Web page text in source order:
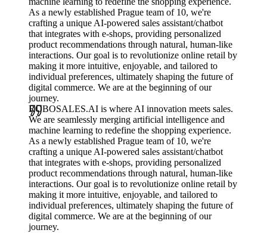
As a newly established Prague team of 10, we're
crafting a unique AI-powered sales assistant/chatbot
that integrates with e-shops, providing personalized
product recommendations through natural, human-like
interactions. Our goal is to revolutionize online retail by
making it more intuitive, enjoyable, and tailored to
individual preferences, ultimately shaping the future of
digital commerce. We are at the beginning of our
journey.
ROBOSALES.AI is where AI innovation meets sales.
We are seamlessly merging artificial intelligence and
machine learning to redefine the shopping experience.
As a newly established Prague team of 10, we're
crafting a unique AI-powered sales assistant/chatbot
that integrates with e-shops, providing personalized
product recommendations through natural, human-like
interactions. Our goal is to revolutionize online retail by
making it more intuitive, enjoyable, and tailored to
individual preferences, ultimately shaping the future of
digital commerce. We are at the beginning of our
journey.